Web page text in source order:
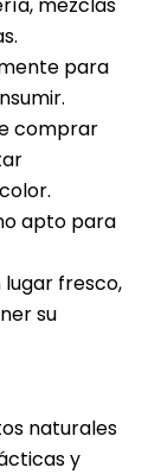
para
comprar
apto para
fresco,
su
naturales
y